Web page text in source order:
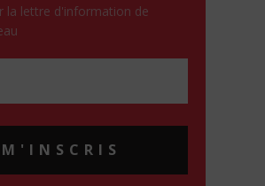
la lettre d'information de